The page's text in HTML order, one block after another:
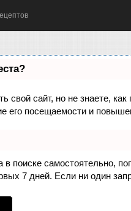
свой сайт, но не знаете,
его посещаемости и
поиске самостоятельно,
7 дней. Если ни один